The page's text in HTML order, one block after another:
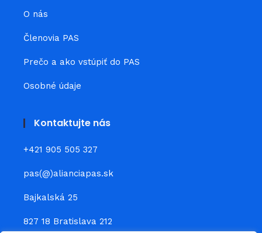
O nás
Členovia PAS
Prečo a ako vstúpiť do PAS
Osobné údaje
Kontaktujte nás
+421 905 505 327
pas(@)alianciapas.sk
Bajkalská 25
827 18 Bratislava 212